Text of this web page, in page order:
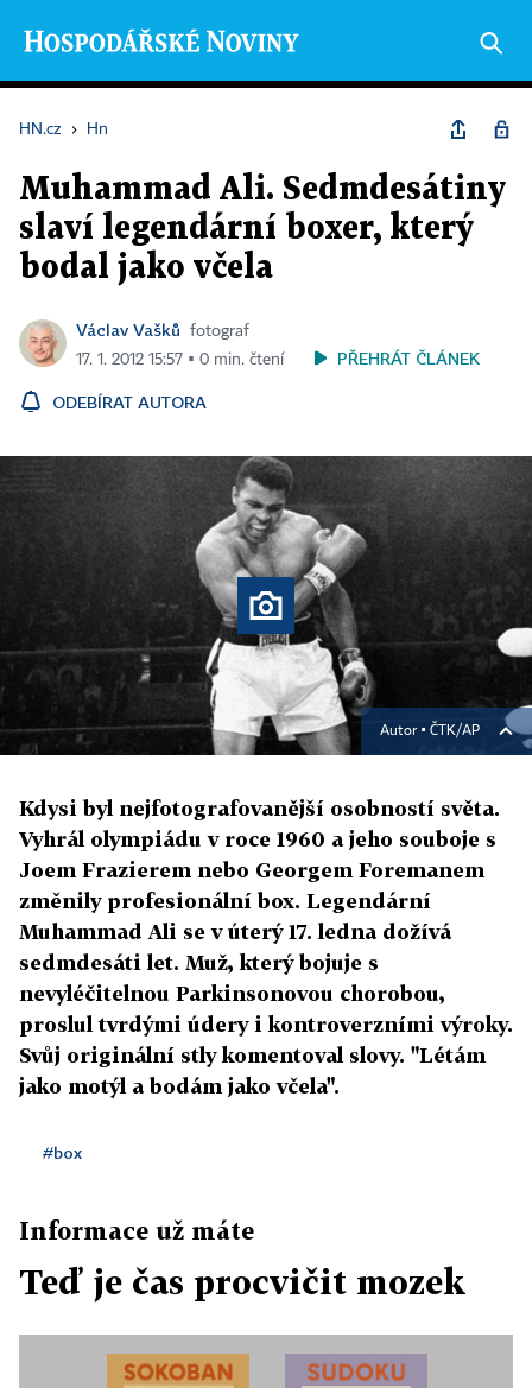
HN.cz › Hn
Muhammad Ali. Sedmdesátiny
slaví legendární boxer, který
bodal jako včela
Václav Vašků
fotograf
17. 1. 2012 15:57 ▪ 0 min. čtení
PŘEHRÁT ČLÁNEK
ODEBÍRAT AUTORA
Autor ▪ ČTK/AP
Kdysi byl nejfotografovanější osobností světa.
Vyhrál olympiádu v roce 1960 a jeho souboje s
Joem Frazierem nebo Georgem Foremanem
změnily profesionální box. Legendární
Muhammad Ali se v úterý 17. ledna dožívá
sedmdesáti let. Muž, který bojuje s
nevyléčitelnou Parkinsonovou chorobou,
proslul tvrdými údery i kontroverzními výroky.
Svůj originální stly komentoval slovy. "Létám
jako motýl a bodám jako včela".
#box
Informace už máte
Teď je čas procvičit mozek